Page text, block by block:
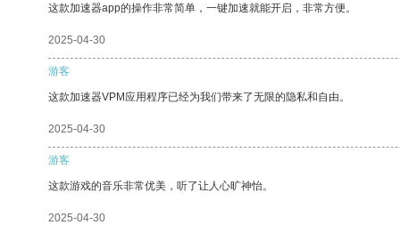
这款加速器app的操作非常简单，一键加速就能开启，非常方便。
2025-04-30
游客
这款加速器VPM应用程序已经为我们带来了无限的隐私和自由。
2025-04-30
游客
这款游戏的音乐非常优美，听了让人心旷神怡。
2025-04-30